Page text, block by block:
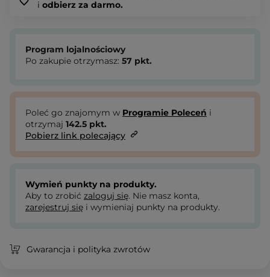
i odbierz za darmo.
Program lojalnościowy
Po zakupie otrzymasz: 57 pkt.
Poleć go znajomym w Programie Poleceń i
otrzymaj 142.5 pkt.
Pobierz link polecający
Wymień punkty na produkty.
Aby to zrobić zaloguj się. Nie masz konta,
zarejestruj się i wymieniaj punkty na produkty.
Gwarancja i polityka zwrotów